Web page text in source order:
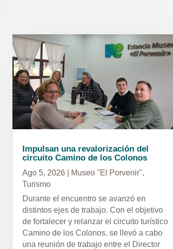
Impulsan una revalorización del
circuito Camino de los Colonos
Ago 5, 2026| Museo "El Porvenir",
Turismo
Durante el encuentro se avanzó en
distintos ejes de trabajo. Con el objetivo
de fortalecer y relanzar el circuito turístico
Camino de los Colonos, se llevó a cabo
una reunión de trabajo entre el Director